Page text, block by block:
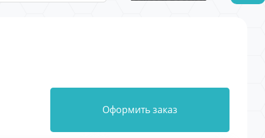
Оформить заказ